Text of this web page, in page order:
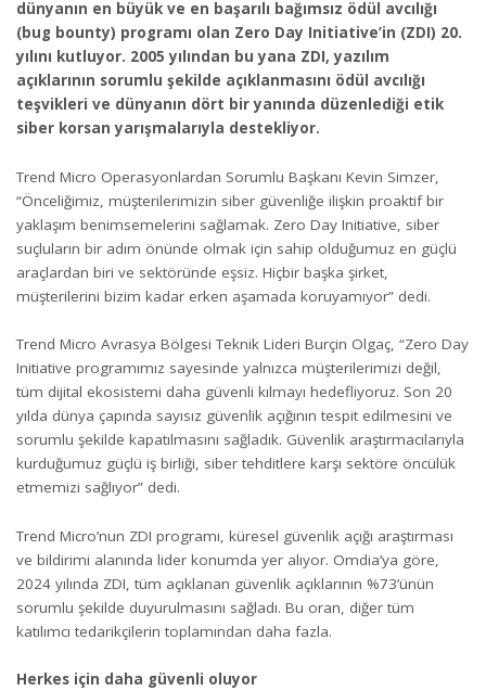
dünyanın en büyük ve en başarılı bağımsız ödül avcılığı
(bug bounty) programı olan Zero Day Initiative’in (ZDI) 20.
yılını kutluyor. 2005 yılından bu yana ZDI, yazılım
açıklarının sorumlu şekilde açıklanmasını ödül avcılığı
teşvikleri ve dünyanın dört bir yanında düzenlediği etik
siber korsan yarışmalarıyla destekliyor.
Trend Micro Operasyonlardan Sorumlu Başkanı Kevin Simzer,
“Önceliğimiz, müşterilerimizin siber güvenliğe ilişkin proaktif bir
yaklaşım benimsemelerini sağlamak. Zero Day Initiative, siber
suçluların bir adım önünde olmak için sahip olduğumuz en güçlü
araçlardan biri ve sektöründe eşsiz. Hiçbir başka şirket,
müşterilerini bizim kadar erken aşamada koruyamıyor” dedi.
Trend Micro Avrasya Bölgesi Teknik Lideri Burçin Olgaç, “Zero Day
Initiative programımız sayesinde yalnızca müşterilerimizi değil,
tüm dijital ekosistemi daha güvenli kılmayı hedefliyoruz. Son 20
yılda dünya çapında sayısız güvenlik açığının tespit edilmesini ve
sorumlu şekilde kapatılmasını sağladık. Güvenlik araştırmacılarıyla
kurduğumuz güçlü iş birliği, siber tehditlere karşı sektöre öncülük
etmemizi sağlıyor” dedi.
Trend Micro’nun ZDI programı, küresel güvenlik açığı araştırması
ve bildirimi alanında lider konumda yer alıyor. Omdia’ya göre,
2024 yılında ZDI, tüm açıklanan güvenlik açıklarının %73’ünün
sorumlu şekilde duyurulmasını sağladı. Bu oran, diğer tüm
katılımcı tedarikçilerin toplamından daha fazla.
Herkes için daha güvenli oluyor